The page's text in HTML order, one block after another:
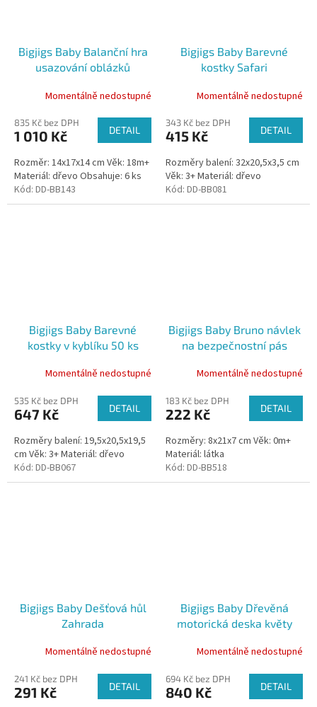
Bigjigs Baby Balanční hra
usazování oblázků
Momentálně nedostupné
835 Kč bez DPH
1 010 Kč DETAIL
Rozměr: 14x17x14 cm Věk: 18m+
Materiál: dřevo Obsahuje: 6 ks
Kód: DD-BB143
Bigjigs Baby Barevné
kostky Safari
Momentálně nedostupné
343 Kč bez DPH
415 Kč DETAIL
Rozměry balení: 32x20,5x3,5 cm
Věk: 3+ Materiál: dřevo
Kód: DD-BB081
Bigjigs Baby Barevné
kostky v kyblíku 50 ks
Momentálně nedostupné
535 Kč bez DPH
647 Kč DETAIL
Rozměry balení: 19,5x20,5x19,5
cm Věk: 3+ Materiál: dřevo
Kód: DD-BB067
Bigjigs Baby Bruno návlek
na bezpečnostní pás
Momentálně nedostupné
183 Kč bez DPH
222 Kč DETAIL
Rozměry: 8x21x7 cm Věk: 0m+
Materiál: látka
Kód: DD-BB518
Bigjigs Baby Dešťová hůl
Zahrada
Momentálně nedostupné
241 Kč bez DPH
291 Kč DETAIL
Bigjigs Baby Dřevěná
motorická deska květy
Momentálně nedostupné
694 Kč bez DPH
840 Kč DETAIL